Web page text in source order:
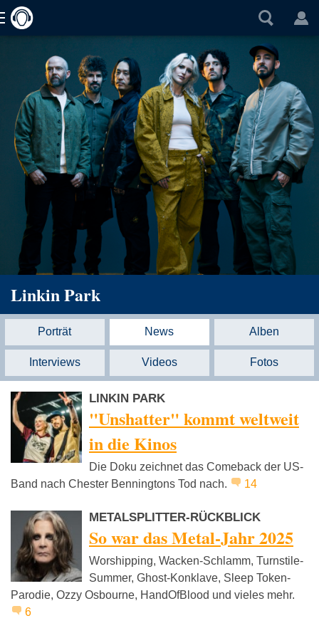
Linkin Park
Porträt News Alben
Interviews Videos Fotos
LINKIN PARK
"Unshatter" kommt weltweit
in die Kinos
Die Doku zeichnet das Comeback der US-
Band nach Chester Benningtons Tod nach.
14
METALSPLITTER-RÜCKBLICK
So war das Metal-Jahr 2025
Worshipping, Wacken-Schlamm, Turnstile-
Summer, Ghost-Konklave, Sleep Token-
Parodie, Ozzy Osbourne, HandOfBlood und vieles mehr.
6